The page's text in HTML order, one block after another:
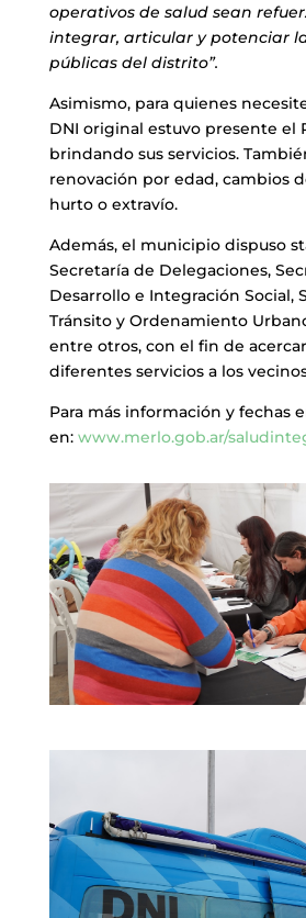
operativos de salud sean
integrar, articular y potenciar
públicas del distrito”.
Asimismo, para quienes
DNI original estuvo presente el
brindando sus servicios.
renovación por edad, cambios
hurto o extravío.
Además, el municipio dispuso
Secretaría de Delegaciones,
Desarrollo e Integración Social,
Tránsito y Ordenamiento
entre otros, con el fin de
diferentes servicios a los
Para más información y fechas
en: www.merlo.gob.ar/